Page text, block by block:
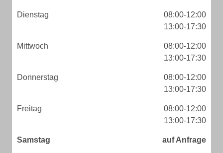
Dienstag
08:00-12:00
13:00-17:30
Mittwoch
08:00-12:00
13:00-17:30
Donnerstag
08:00-12:00
13:00-17:30
Freitag
08:00-12:00
13:00-17:30
Samstag auf Anfrage